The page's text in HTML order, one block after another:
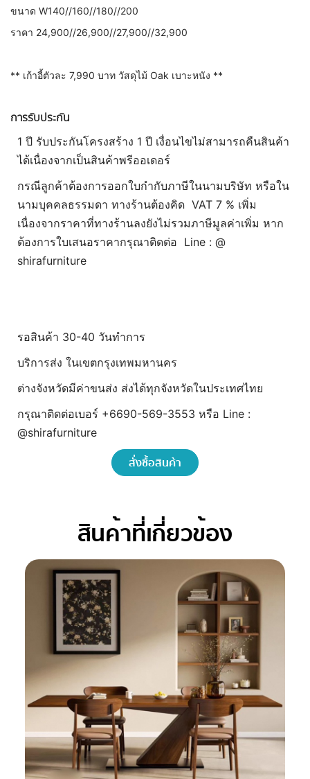
ขนาด W140//160//180//200
ราคา 24,900//26,900//27,900//32,900
** เก้าอี้ตัวละ 7,990 บาท วัสดุไม้ Oak เบาะหนัง **
การรับประกัน
1 ปี รับประกันโครงสร้าง 1 ปี เงื่อนไขไม่สามารถคืนสินค้า
ได้เนื่องจากเป็นสินค้าพรีออเดอร์
กรณีลูกค้าต้องการออกใบกำกับภาษีในนามบริษัท หรือใน
นามบุคคลธรรมดา ทางร้านต้องคิด VAT 7 % เพิ่ม
เนื่องจากราคาที่ทางร้านลงยังไม่รวมภาษีมูลค่าเพิ่ม หาก
ต้องการใบเสนอราคากรุณาติดต่อ Line : @
shirafurniture
รอสินค้า 30-40 วันทำการ
บริการส่ง ในเขตกรุงเทพมหานคร
ต่างจังหวัดมีค่าขนส่ง ส่งได้ทุกจังหวัดในประเทศไทย
กรุณาติดต่อเบอร์ +6690-569-3553 หรือ Line :
@shirafurniture
สั่งซื้อสินค้า
สินค้าที่เกี่ยวข้อง